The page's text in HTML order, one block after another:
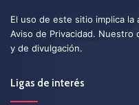
El uso de este sitio implica
Aviso de Privacidad. Nuestro
y de divulgación.
Ligas de interés